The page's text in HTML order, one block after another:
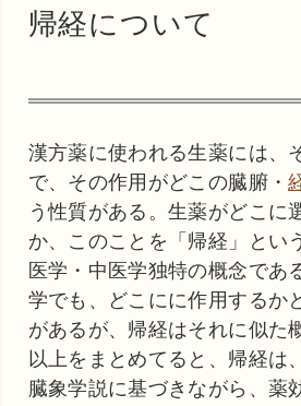
帰経について
漢方薬に使われる生薬には、
で、その作用がどこの臓腑・
う性質がある。生薬がどこに
か、このことを「帰経」とい
医学・中医学独特の概念であ
学でも、どこにに作用するか
があるが、帰経はそれに似た
以上をまとめてると、帰経は、
臓象学説に基づきながら、薬